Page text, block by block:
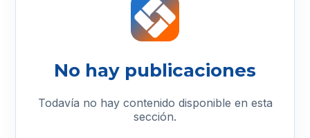
No hay publicaciones
Todavía no hay contenido disponible en esta
sección.